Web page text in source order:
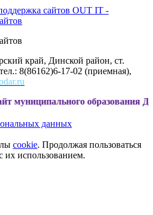
OUT IT -
край, Динской район, ст.
8(86162)6-17-02 (приемная),
образования Динской район
данных
cookie. Продолжая пользоваться
их использованием.